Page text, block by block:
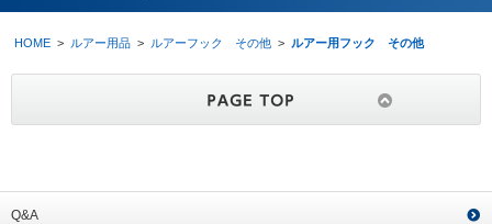
HOME > ルアー用品 > ルアーフック その他 > ルアー用フック その他
Q&A